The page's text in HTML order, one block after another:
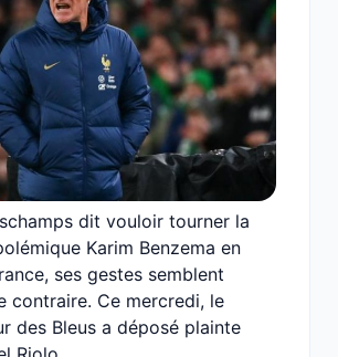
dit vouloir tourner la
Karim Benzema en
ses gestes semblent
contraire. Ce mercredi, le
des Bleus a déposé plainte